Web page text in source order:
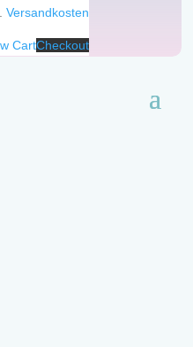
Versandkosten
CartCheckout